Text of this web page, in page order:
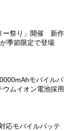
ー祭り」開催 新作
季節限定で登場
モバイルバ
ムイオン電池採用
応モバイルバッテ